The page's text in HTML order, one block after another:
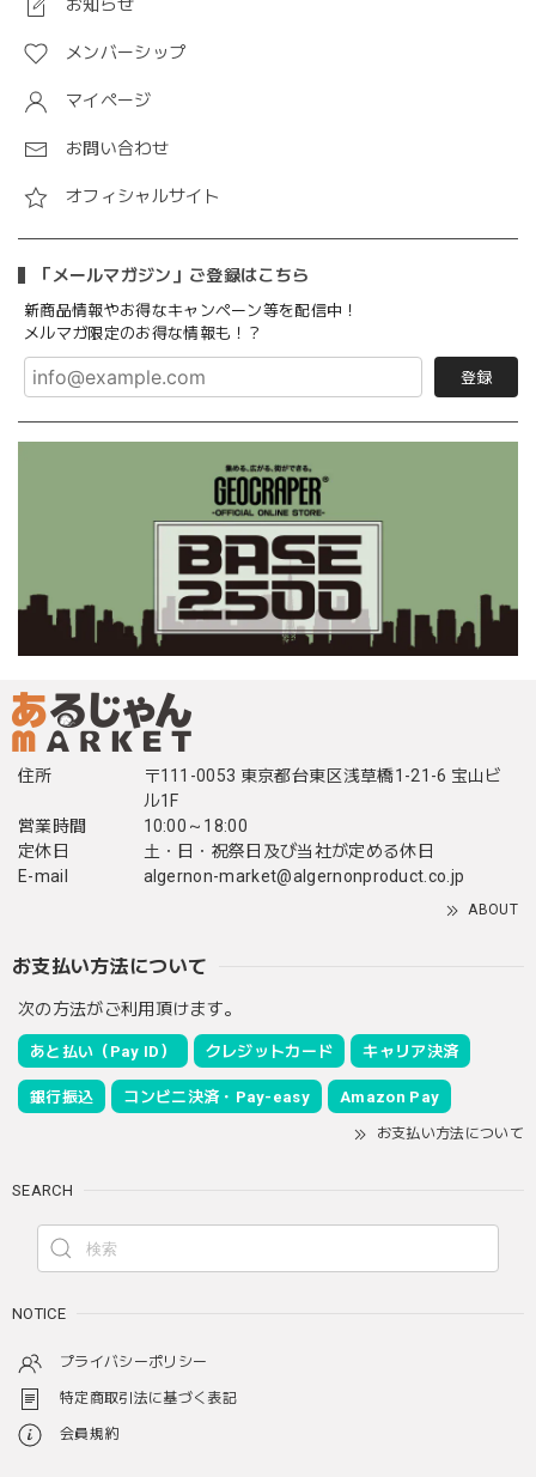
お知らせ
メンバーシップ
マイページ
お問い合わせ
オフィシャルサイト
「メールマガジン」ご登録はこちら
新商品情報やお得なキャンペーン等を配信中！
メルマガ限定のお得な情報も！？
登録
住所
〒111-0053 東京都台東区浅草橋1-21-6 宝山ビ
ル1F
営業時間
10:00～18:00
定休日
土・日・祝祭日及び当社が定める休日
E-mail
algernon-market@algernonproduct.co.jp
ABOUT
お支払い方法について
次の方法がご利用頂けます。
あと払い（Pay ID） クレジットカード キャリア決済
銀行振込 コンビニ決済・Pay-easy Amazon Pay
お支払い方法について
SEARCH
NOTICE
プライバシーポリシー
特定商取引法に基づく表記
会員規約